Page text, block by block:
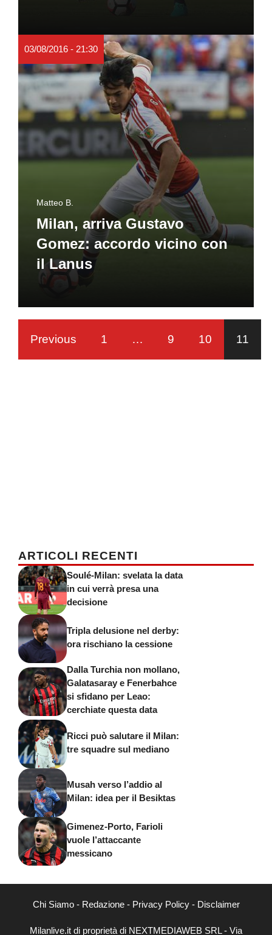
03/08/2016 - 21:30
Matteo B.
Milan, arriva Gustavo
Gomez: accordo vicino con
il Lanus
Previous 1 … 9 10 11
ARTICOLI RECENTI
Soulé-Milan: svelata la data
in cui verrà presa una
decisione
Tripla delusione nel derby:
ora rischiano la cessione
Dalla Turchia non mollano,
Galatasaray e Fenerbahce
si sfidano per Leao:
cerchiate questa data
Ricci può salutare il Milan:
tre squadre sul mediano
Musah verso l’addio al
Milan: idea per il Besiktas
Gimenez-Porto, Farioli
vuole l’attaccante
messicano
Chi Siamo- Redazione- Privacy Policy- Disclaimer
Milanlive.it di proprietà di NEXTMEDIAWEB SRL - Via